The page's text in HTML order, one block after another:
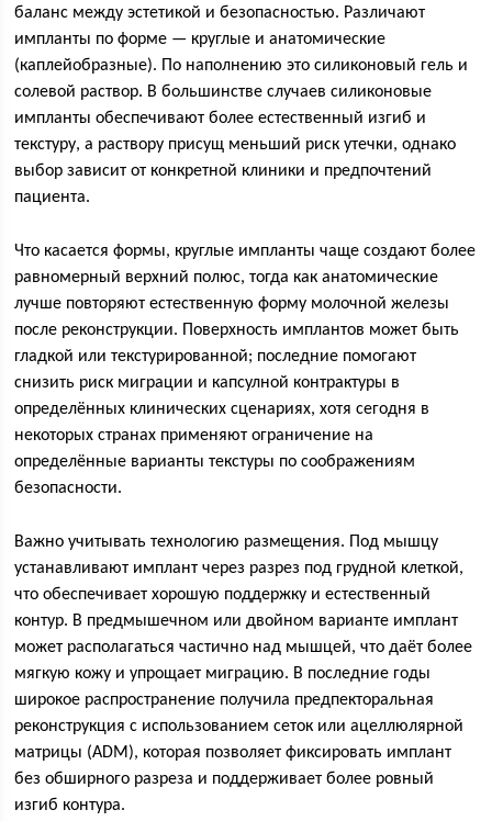
баланс между эстетикой и безопасностью. Различают
импланты по форме — круглые и анатомические
(каплейобразные). По наполнению это силиконовый гель и
солевой раствор. В большинстве случаев силиконовые
импланты обеспечивают более естественный изгиб и
текстуру, а раствору присущ меньший риск утечки, однако
выбор зависит от конкретной клиники и предпочтений
пациента.
Что касается формы, круглые импланты чаще создают более
равномерный верхний полюс, тогда как анатомические
лучше повторяют естественную форму молочной железы
после реконструкции. Поверхность имплантов может быть
гладкой или текстурированной; последние помогают
снизить риск миграции и капсулной контрактуры в
определённых клинических сценариях, хотя сегодня в
некоторых странах применяют ограничение на
определённые варианты текстуры по соображениям
безопасности.
Важно учитывать технологию размещения. Под мышцу
устанавливают имплант через разрез под грудной клеткой,
что обеспечивает хорошую поддержку и естественный
контур. В предмышечном или двойном варианте имплант
может располагаться частично над мышцей, что даёт более
мягкую кожу и упрощает миграцию. В последние годы
широкое распространение получила предпекторальная
реконструкция с использованием сеток или ацеллюлярной
матрицы (ADM), которая позволяет фиксировать имплант
без обширного разреза и поддерживает более ровный
изгиб контура.